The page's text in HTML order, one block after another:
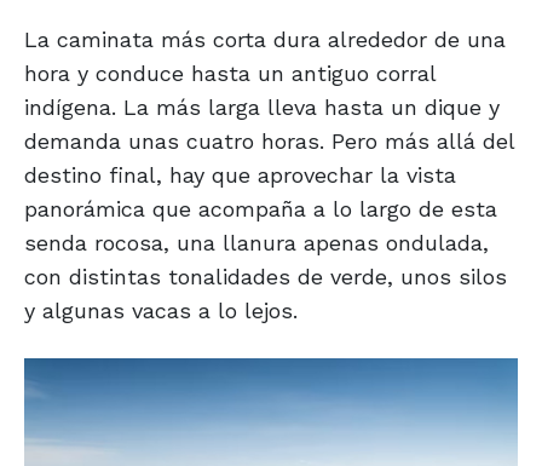
La caminata más corta dura alrededor de una
hora y conduce hasta un antiguo corral
indígena. La más larga lleva hasta un dique y
demanda unas cuatro horas. Pero más allá del
destino final, hay que aprovechar la vista
panorámica que acompaña a lo largo de esta
senda rocosa, una llanura apenas ondulada,
con distintas tonalidades de verde, unos silos
y algunas vacas a lo lejos.